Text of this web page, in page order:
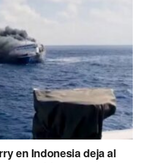
abiertas” por parte de
causadas por las
entrega de agua
ocupantes. El grupo
de la situación y advirtió a
Kherson y Crimea que estén
que consumen.
en Indonesia deja al